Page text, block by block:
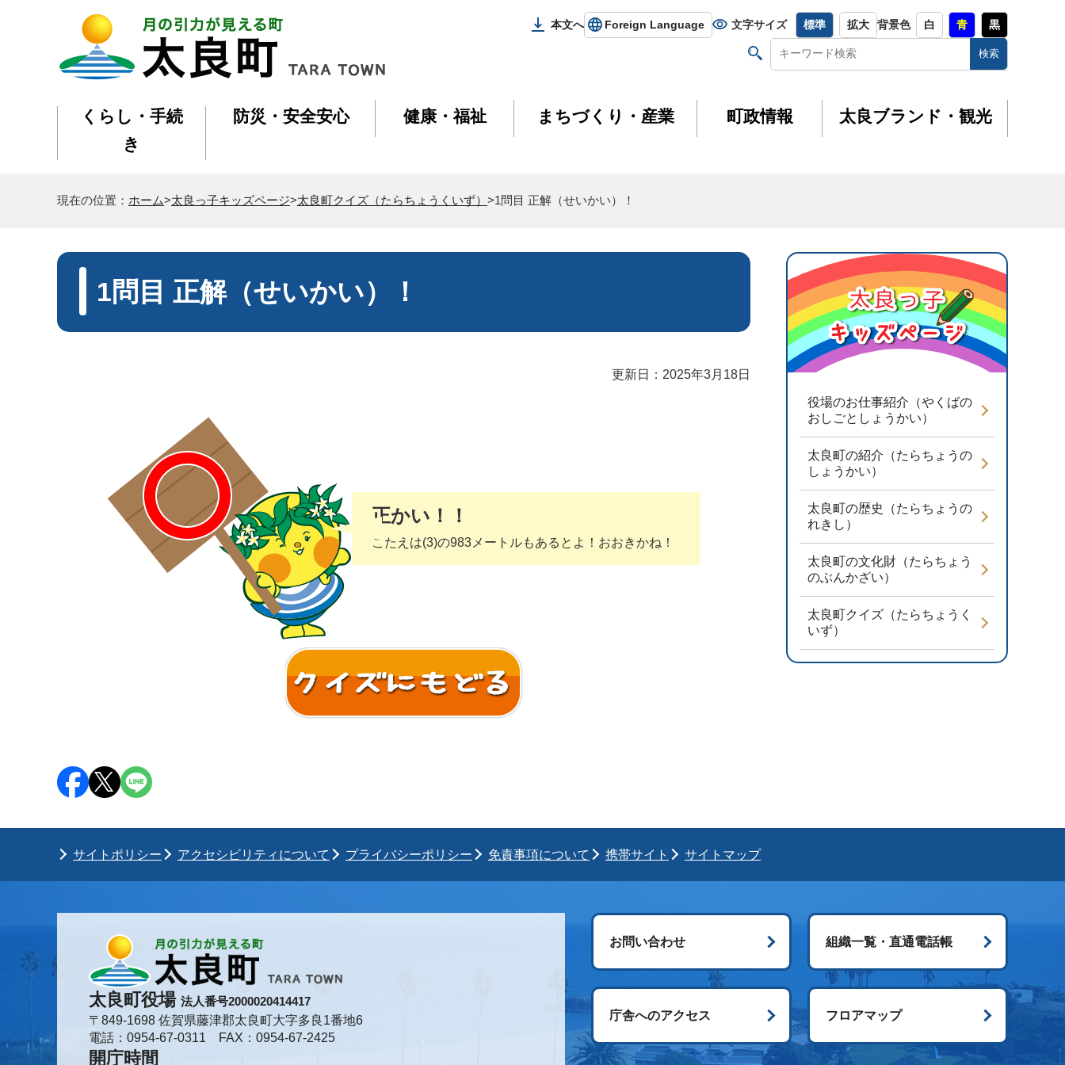
本文へ Foreign Language 文字サイズ 標準 拡大 背景色 白 青 黒
くらし・手続
き
防災・安全安心 健康・福祉 まちづくり・産業 町政情報 太良ブランド・観光
現在の位置： ホーム>太良っ子キッズページ>太良町クイズ（たらちょうくいず） >1問目 正解（せいかい）！
役場のお仕事紹介（やくばの
おしごとしょうかい）
太良町の紹介（たらちょうの
しょうかい）
太良町の歴史（たらちょうの
れきし）
太良町の文化財（たらちょう
のぶんかざい）
太良町クイズ（たらちょうく
いず）
1問目 正解（せいかい）！
更新日：2025年3月18日
正かい！！
こたえは(3)の983メートルもあるとよ！おおきかね！
サイトポリシー アクセシビリティについて プライバシーポリシー 免責事項について 携帯サイト サイトマップ
太良町役場 法人番号2000020414417
〒849-1698 佐賀県藤津郡太良町大字多良1番地6
電話：0954-67-0311 FAX：0954-67-2425
開庁時間
お問い合わせ 組織一覧・直通電話帳
庁舎へのアクセス フロアマップ